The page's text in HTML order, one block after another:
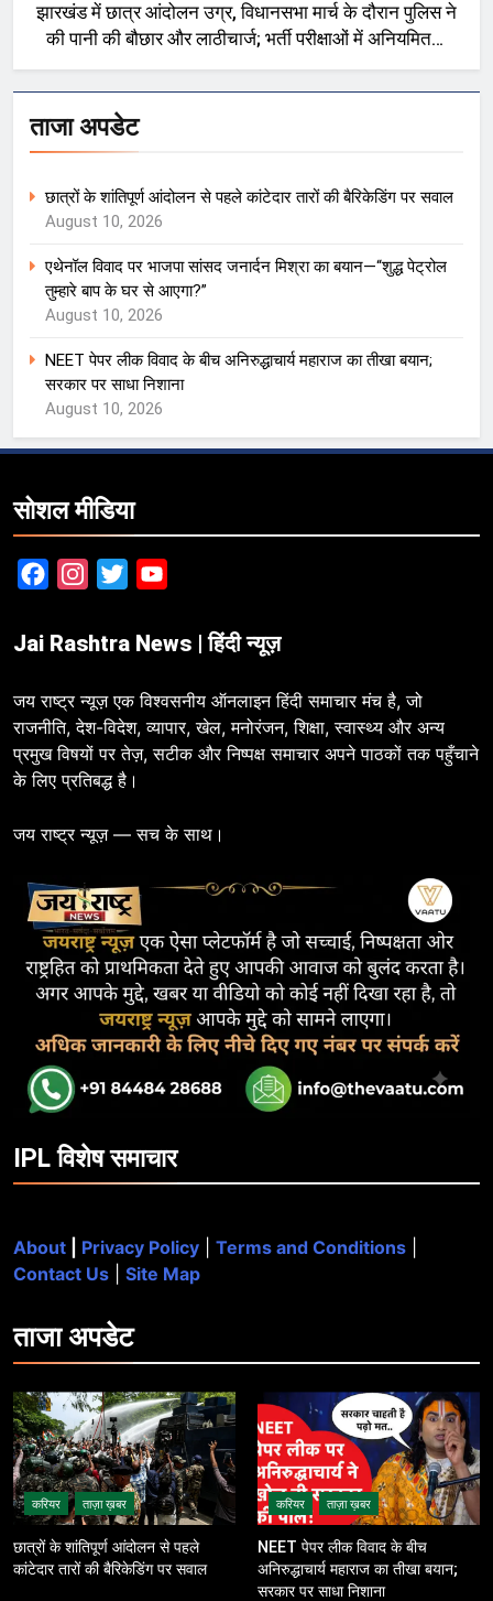
झारखंड में छात्र आंदोलन उग्र, विधानसभा मार्च के दौरान पुलिस ने
की पानी की बौछार और लाठीचार्ज; भर्ती परीक्षाओं में अनियमितता
को लेकर प्रदर्शन
ताजा अपडेट
छात्रों के शांतिपूर्ण आंदोलन से पहले कांटेदार तारों की बैरिकेडिंग पर सवाल
August 10, 2026
एथेनॉल विवाद पर भाजपा सांसद जनार्दन मिश्रा का बयान—“शुद्ध पेट्रोल
तुम्हारे बाप के घर से आएगा?”
August 10, 2026
NEET पेपर लीक विवाद के बीच अनिरुद्धाचार्य महाराज का तीखा बयान;
सरकार पर साधा निशाना
August 10, 2026
सोशल मीडिया
FacebookInstagram
Twitter
Jai Rashtra News | हिंदी न्यूज़
जय राष्ट्र न्यूज़ एक विश्वसनीय ऑनलाइन हिंदी समाचार मंच है, जो
राजनीति, देश-विदेश, व्यापार, खेल, मनोरंजन, शिक्षा, स्वास्थ्य और अन्य
प्रमुख विषयों पर तेज़, सटीक और निष्पक्ष समाचार अपने पाठकों तक पहुँचाने
के लिए प्रतिबद्ध है।
जय राष्ट्र न्यूज़ — सच के साथ।
IPL विशेष समाचार
About Privacy Policy Terms and Conditions
Contact Us
Site Map
ताजाअपडेट
करियर ताज़ा ख़बर
छात्रों के शांतिपूर्ण आंदोलन से पहले
कांटेदार तारों की बैरिकेडिंग पर सवाल
करियर ताज़ा ख़बर
NEET पेपर लीक विवाद के बीच
अनिरुद्धाचार्य महाराज का तीखा बयान;
सरकार पर साधा निशाना